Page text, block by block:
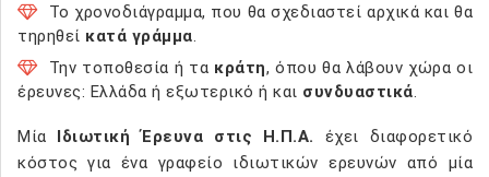
Το χρονοδιάγραμμα, που θα σχεδιαστεί αρχικά και θα
τηρηθεί κατά γράμμα.
Την τοποθεσία ή τα κράτη, όπου θα λάβουν χώρα οι
έρευνες: Ελλάδα ή εξωτερικό ή και συνδυαστικά.
Μία Ιδιωτική Έρευνα στις Η.Π.Α.
έχει διαφορετικό
κόστος για ένα γραφείο ιδιωτικών ερευνών από μία